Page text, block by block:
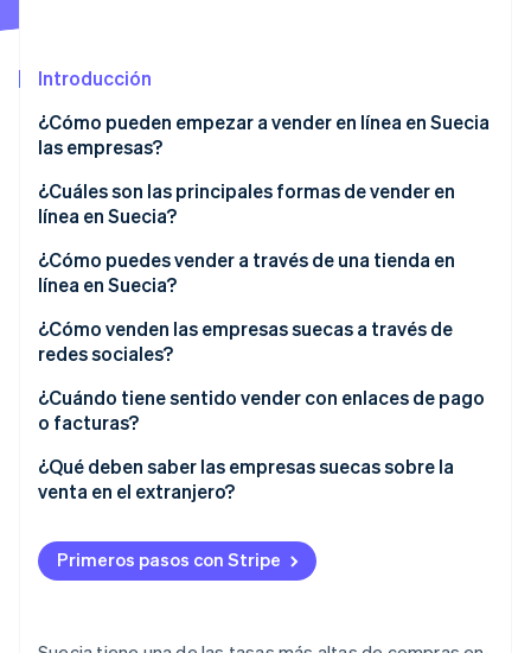
Descubre cómo Stripe construye la infraestructura
Mirar ahora
Socios
Introducción
¿Cómo pueden empezar a vender en línea en Suecia
las empresas?
Registra tu negocio
agregado (IVA)
Servicios profesionales (por ejemplo, contabilidad,
Establece protecciones al consumidor
Elige tus canales de venta
Configuración de pagos
Planifica la gestión logística
¿Cuáles son las principales formas de vender en
línea en Suecia?
Tu propia tienda en línea
Redes sociales
Enlaces de pago y facturas digitales
¿Cómo puedes vender a través de una tienda en
línea en Suecia?
Habla su idioma
No pases por alto la telefonía móvil
Incluye métodos de pago locales
Demuestra credibilidad
¿Cómo venden las empresas suecas a través de
redes sociales?
Vender a través de Instagram y Facebook Shops
Marketing social por un lado con el proceso de
compra en otro lugar
¿Cuándo tiene sentido vender con enlaces de pago
o facturas?
Estás vendiendo a través de correo electrónico,
chatear o redes sociales
Eres proveedor de servicios o trabajador
independiente
¿Qué deben saber las empresas suecas sobre la
venta en el extranjero?
Moneda
Envío y logística
Primeros pasos con Stripe